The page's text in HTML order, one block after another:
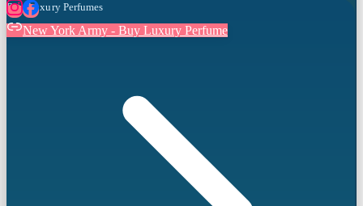
Buy Luxury Perfumes
New York Army - Buy Luxury Perfume